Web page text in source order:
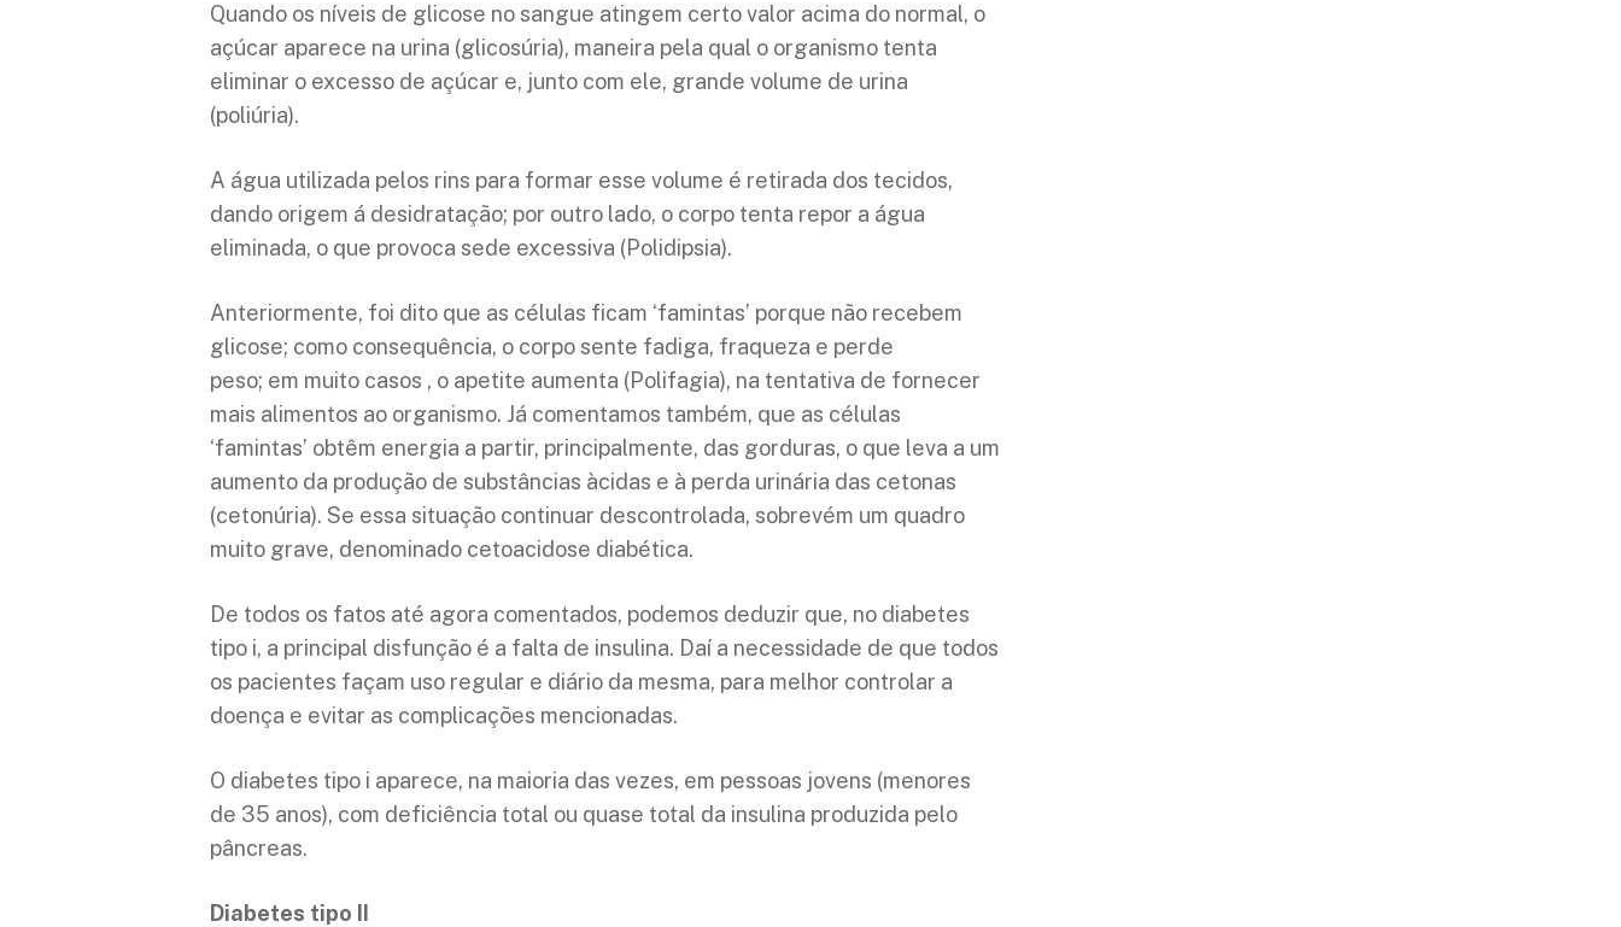
Quando os níveis de glicose no sangue atingem certo valor acima do normal, o
açúcar aparece na urina (glicosúria), maneira pela qual o organismo tenta
eliminar o excesso de açúcar e, junto com ele, grande volume de urina
(poliúria).
A água utilizada pelos rins para formar esse volume é retirada dos tecidos,
dando origem á desidratação; por outro lado, o corpo tenta repor a água
eliminada, o que provoca sede excessiva (Polidipsia).
Anteriormente, foi dito que as células ficam ‘famintas’ porque não recebem
glicose; como consequência, o corpo sente fadiga, fraqueza e perde
peso; em muito casos , o apetite aumenta (Polifagia), na tentativa de fornecer
mais alimentos ao organismo. Já comentamos também, que as células
‘famintas’ obtêm energia a partir, principalmente, das gorduras, o que leva a um
aumento da produção de substâncias àcidas e à perda urinária das cetonas
(cetonúria). Se essa situação continuar descontrolada, sobrevém um quadro
muito grave, denominado cetoacidose diabética.
De todos os fatos até agora comentados, podemos deduzir que, no diabetes
tipo i, a principal disfunção é a falta de insulina. Daí a necessidade de que todos
os pacientes façam uso regular e diário da mesma, para melhor controlar a
doença e evitar as complicações mencionadas.
O diabetes tipo i aparece, na maioria das vezes, em pessoas jovens (menores
de 35 anos), com deficiência total ou quase total da insulina produzida pelo
pâncreas.
Diabetes tipo II